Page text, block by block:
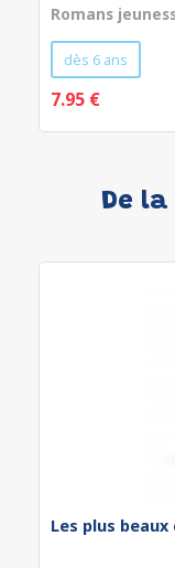
Romans
dès 6 ans
7.95 €
De
Les plus